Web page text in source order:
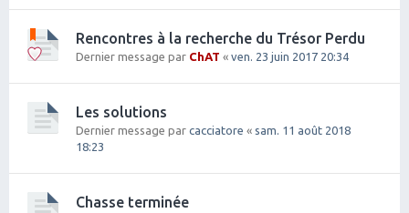
Rencontres à la recherche du Trésor Perdu
Dernier message par ChAT « ven. 23 juin 2017 20:34
Les solutions
Dernier message par cacciatore « sam. 11 août 2018
18:23
Chasse terminée